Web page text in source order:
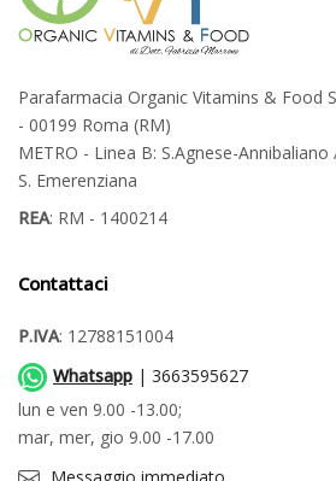
Parafarmacia Organic Vitamins & Food
- 00199 Roma (RM)
METRO - Linea B: S.Agnese-Annibaliano
S. Emerenziana
REA: RM - 1400214
Contattaci
P.IVA: 12788151004
Whatsapp | 3663595627
lun e ven 9.00 -13.00;
mar, mer, gio 9.00 -17.00